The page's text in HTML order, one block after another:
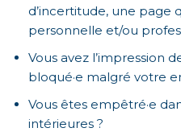
d’incertitude, une page
personnelle et/ou
Vous avez l’impression
bloqué·e malgré votre
Vous êtes empêtré·e
intérieures ?